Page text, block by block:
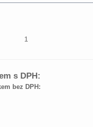
1
s DPH:
bez DPH: